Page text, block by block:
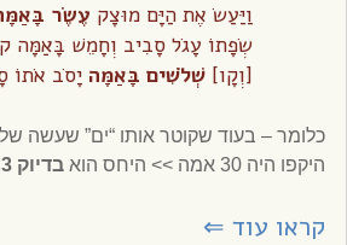
וַיַּעַשׂ אֶת הַיָּם מוּצָק עֶשֶׂר
שְׂפָתוֹ עָגֹל סָבִיב וְחָמֵשׁ בָּאַמָּה
[וְקָו]שְׁלֹשִׁים בָּאַמָּה יָסֹב אֹתוֹ
היקפו היה 30 אמה >> היחס הוא
בדיוק 3
קראו עוד ⇐